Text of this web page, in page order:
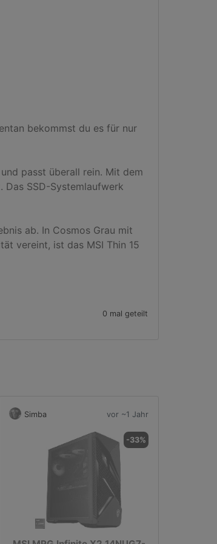
bekommst du es für nur
passt überall rein. Mit dem
SSD-Systemlaufwerk
ab. In Cosmos Grau mit
vereint, ist das MSI Thin 15
0 mal geteilt
Simba vor ~1 Jahr
-33%